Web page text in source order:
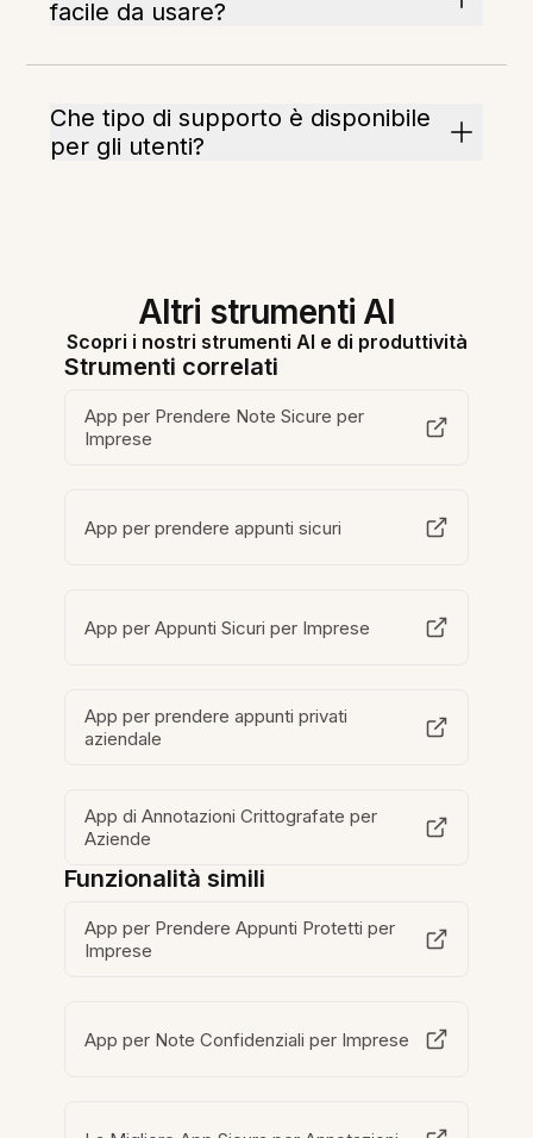
facile da usare?
Che tipo di supporto è disponibile
per gli utenti?
Altri strumenti AI
Scopri i nostri strumenti AI e di produttività
Strumenti correlati
App per Prendere Note Sicure per
Imprese
App per prendere appunti sicuri
App per Appunti Sicuri per Imprese
App per prendere appunti privati
aziendale
App di Annotazioni Crittografate per
Aziende
Funzionalità simili
App per Prendere Appunti Protetti per
Imprese
App per Note Confidenziali per Imprese